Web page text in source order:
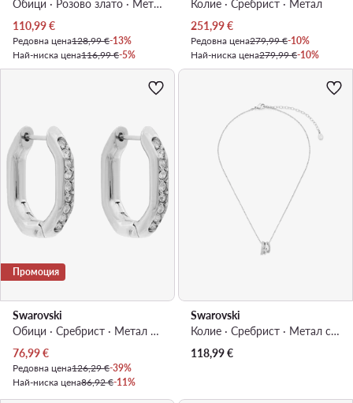
Обици · Розово злато · Mетал
Актуална цена
110,99€
Редовна цена128,99 €-13%
Най-ниска цена116,99 €-5%
Колие · Сребрист · Mетал
Актуална цена
251,99€
Редовна цена279,99 €-10%
Най-ниска цена279,99 €-10%
Промоция
Swarovski
Обици · Сребрист · Метал с родиево покритие
Актуална цена
76,99€
Редовна цена126,29 €-39%
Най-ниска цена86,92 €-11%
Swarovski
Колие · Сребрист · Метал с родиево покритие
118,99€